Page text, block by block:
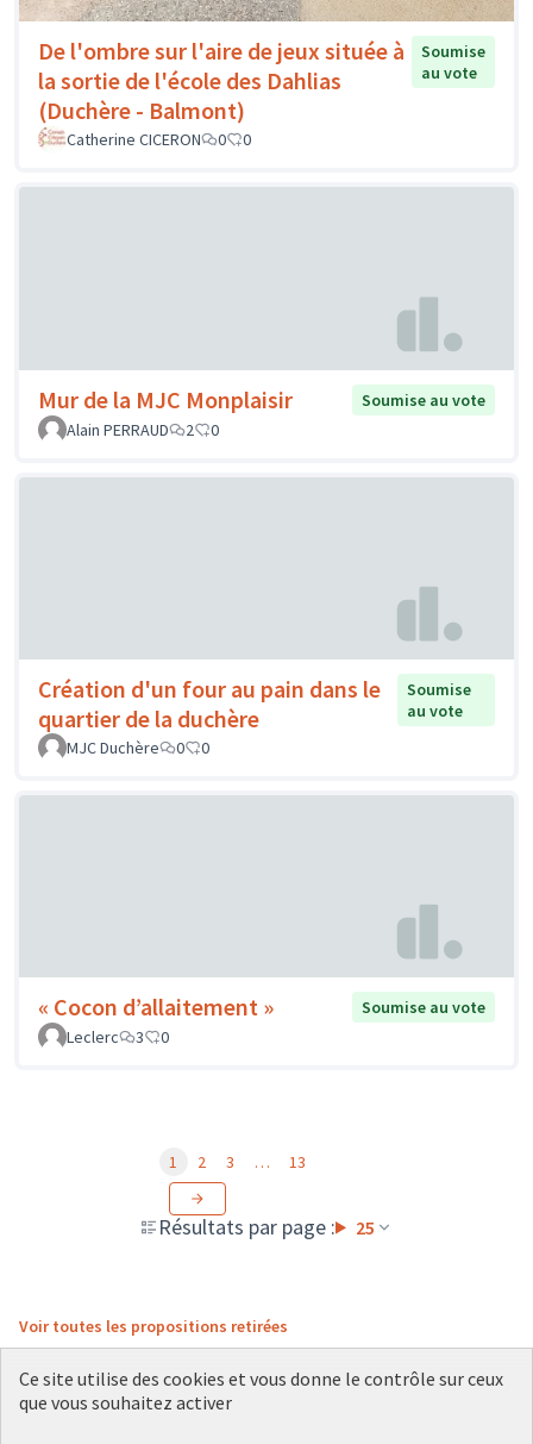
De l'ombre sur l'aire de jeux située à
la sortie de l'école des Dahlias
(Duchère - Balmont)
Soumise
au vote
Catherine CICERON 0 0
Mur de la MJC Monplaisir
Soumise au vote
Alain PERRAUD
2 0
Création d'un four au pain dans le
quartier de la duchère
Soumise
au vote
MJC Duchère
0 0
« Cocon d’allaitement »
Soumise au vote
Leclerc
3 0
Résultats par page : 25
1 2 3 … 13
Voir toutes les propositions retirées
Ce site utilise des cookies et vous donne le contrôle sur ceux
que vous souhaitez activer